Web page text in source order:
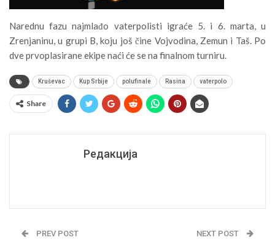
Narednu fazu najmlađo vaterpolisti igraće 5. i 6. marta, u
Zrenjaninu, u grupi B, koju još čine Vojvodina, Zemun i Taš. Po
dve prvoplasirane ekipe naći će se na finalnom turniru.
Kruševac Kup Srbije polufinale Rasina vaterpolo
Share
Редакција
PREV POST NEXT POST